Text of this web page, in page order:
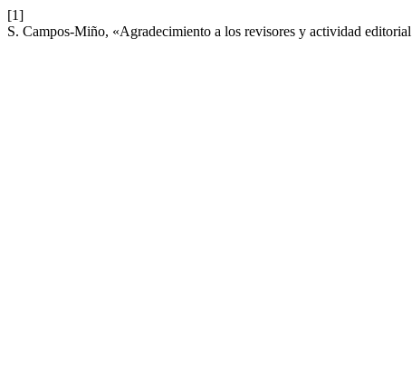
[1]
S. Campos-Miño, «Agradecimiento a los revisores y actividad